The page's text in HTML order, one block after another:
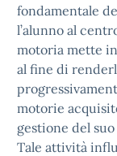
fondamentale
l’alunno al
motoria mette
al fine di
motorie
gestione del
Tale attività